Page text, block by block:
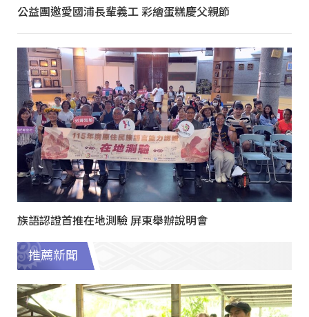
公益團邀愛國浦長輩義工 彩繪蛋糕慶父親節
族語認證首推在地測驗 屏東舉辦說明會
推薦新聞